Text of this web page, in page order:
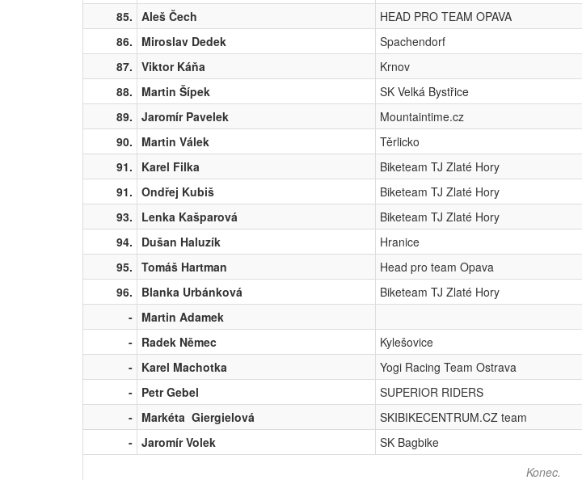
85. Aleš Čech HEAD PRO TEAM OPAVA
86.
Miroslav Dedek Spachendorf
87. Viktor Káňa Krnov
88.
Martin Šípek SK Velká Bystřice
89. Jaromír Pavelek Mountaintime.cz
90.
Martin Válek Těrlicko
91.
Karel Filka Biketeam TJ Zlaté Hory
91. Ondřej Kubiš Biketeam TJ Zlaté Hory
93.
Lenka Kašparová Biketeam TJ Zlaté Hory
94.
Dušan Haluzík Hranice
95. Tomáš Hartman Head pro team Opava
96.
Blanka Urbánková Biketeam TJ Zlaté Hory
- Martin Adamek
- Radek Němec Kylešovice
- Karel Machotka Yogi Racing Team Ostrava
- Petr Gebel SUPERIOR RIDERS
- Markéta Giergielová SKIBIKECENTRUM.CZ team
- Jaromír Volek SK Bagbike
Konec.